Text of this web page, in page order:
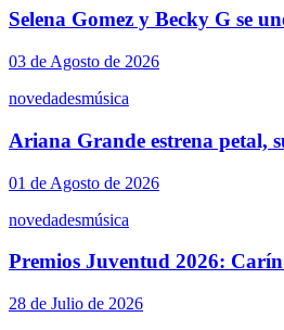
Selena Gomez y Becky G se
03 de Agosto de 2026
novedadesmúsica
Ariana Grande estrena petal,
01 de Agosto de 2026
novedadesmúsica
Premios Juventud 2026:
28 de Julio de 2026